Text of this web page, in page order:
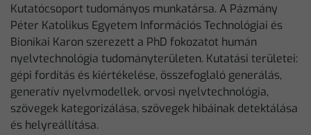
Kutatócsoport tudományos munkatársa. A Pázmány
Péter Katolikus Egyetem Információs Technológiai és
Bionikai Karon szerezett a PhD fokozatot humán
nyelvtechnológia tudományterületen. Kutatási területei:
gépi fordítás és kiértékelése, összefoglaló generálás,
generatív nyelvmodellek, orvosi nyelvtechnológia,
szövegek kategorizálása, szövegek hibáinak detektálása
és helyreállítása.